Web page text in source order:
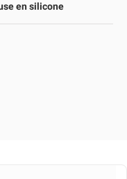
en silicone